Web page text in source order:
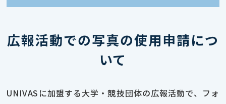
広報活動での写真の使用申請につ
いて
UNIVASに加盟する大学・競技団体の広報活動で、フォ